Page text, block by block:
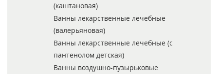
(каштановая)
Ванны лекарственные лечебные
(валерьяновая)
Ванны лекарственные лечебные (с
пантенолом детская)
Ванны воздушно-пузырьковые